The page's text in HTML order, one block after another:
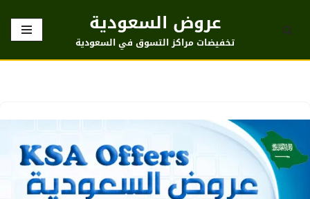
تخطى
عروض السعودية
تخفيضات مراكز التسوق في السعودية